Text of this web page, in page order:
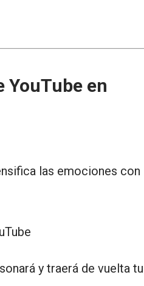
YouTube en
las emociones con
y traerá de vuelta